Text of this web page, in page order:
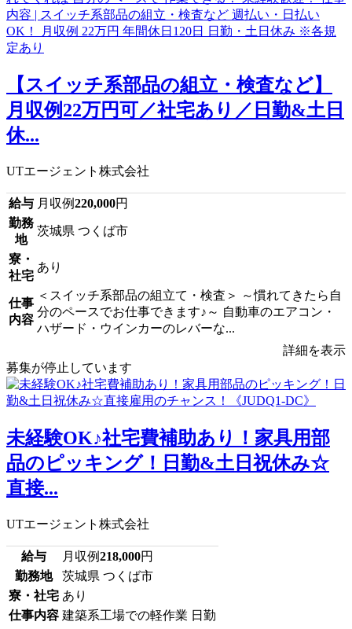
【スイッチ系部品の組立・検査など】
月収例22万円可／社宅あり／日勤&土日
休...
UTエージェント株式会社
給与 月収例220,000円
勤務
地
茨城県 つくば市
寮・
社宅
あり
仕事
内容
＜スイッチ系部品の組立て・検査＞ ～慣れてきたら自
分のペースでお仕事できます♪～ 自動車のエアコン・
ハザード・ウインカーのレバーな...
詳細を表示
募集が停止しています
未経験OK♪社宅費補助あり！家具用部
品のピッキング！日勤&土日祝休み☆
直接...
UTエージェント株式会社
給与 月収例218,000円
勤務地
茨城県 つくば市
寮・社宅 あり
仕事内容 建築系工場での軽作業 日勤